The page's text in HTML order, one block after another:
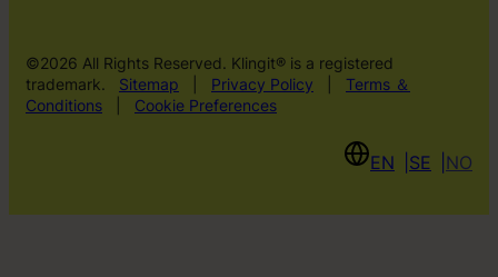
©2026 All Rights Reserved. Klingit® is a registered
trademark.
Sitemap Privacy Policy
Terms ＆
Conditions
Cookie Preferences
EN SE NO